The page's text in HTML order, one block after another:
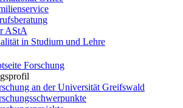
AStA
in Studium und Lehre
Forschung
an der Universität Greifswald